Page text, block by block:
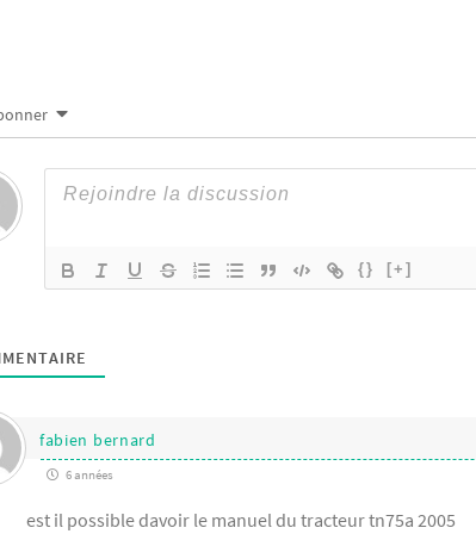
{} [+]
fabien bernard
6 années
est il possible davoir le manuel du tracteur tn75a 2005